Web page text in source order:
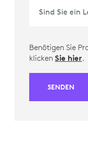
Benötigen Sie
klicken Sie hier.
SENDEN